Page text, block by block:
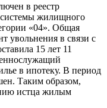
в реестр
системы жилищного
«04». Общая
увольнения в связи с
15 лет 11
в ипотеку. В период
Таким образом,
истца жилым